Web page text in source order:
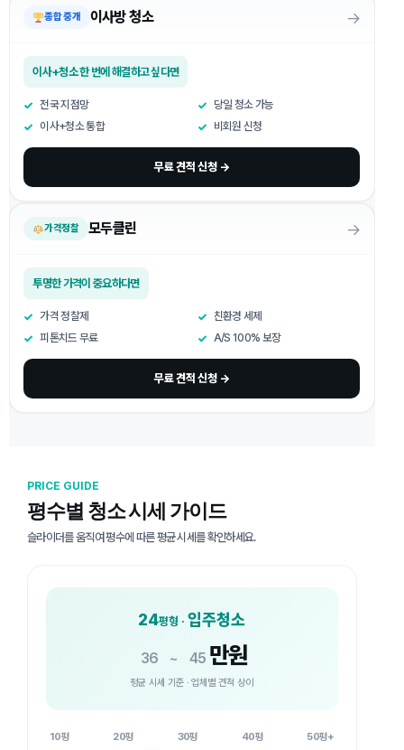
종합 중개 이사방 청소 →
이사+청소 한 번에 해결하고 싶다면
전국 지점망
당일 청소 가능
이사+청소 통합
비회원 신청
무료 견적 신청 →
가격정찰 모두클린 →
투명한 가격이 중요하다면
가격 정찰제
친환경 세제
피톤치드 무료
A/S 100% 보장
무료 견적 신청 →
PRICE GUIDE
평수별 청소 시세 가이드
슬라이더를 움직여 평수에 따른 평균 시세를 확인하세요.
24평형 ·입주청소
36 ~ 45 만원
평균 시세 기준 · 업체별 견적 상이
10평 20평 30평 40평 50평+